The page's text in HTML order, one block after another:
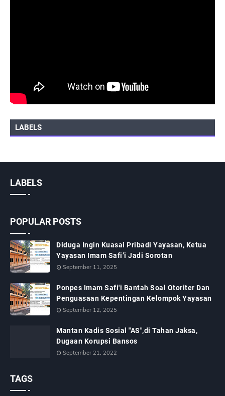
LABELS
LABELS
POPULAR POSTS
Diduga Ingin Kuasai Pribadi Yayasan, Ketua
Yayasan Imam Safi’i Jadi Sorotan
September 11, 2025
Ponpes Imam Safi'i Bantah Soal Otoriter Dan
Penguasaan Kepentingan Kelompok Yayasan
September 12, 2025
Mantan Kadis Sosial "AS",di Tahan Jaksa,
Dugaan Korupsi Bansos
September 21, 2022
TAGS